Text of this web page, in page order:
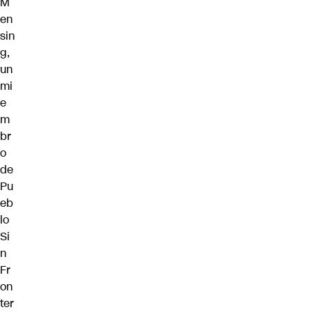
en
sin
g,
un
mi
e
m
br
o
de
Pu
eb
lo
Si
n
Fr
on
ter